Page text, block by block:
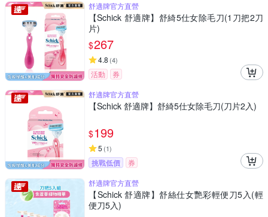
舒適牌官方直營
【Schick 舒適牌】舒綺5仕女除毛刀(1刀把2刀
片)
$267
4.8 (4)
活動
券
舒適牌官方直營
【Schick 舒適牌】舒綺5仕女除毛刀(刀片2入)
$199
5 (1)
挑戰低價
券
舒適牌官方直營
【Schick 舒適牌】舒絲仕女艷彩輕便刀5入(輕
便刀5入)